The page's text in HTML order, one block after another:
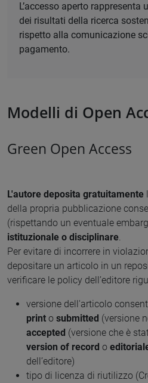
L’accesso aperto
dei risultati della ricerca
rispetto alla comunicazione
pagamento.
Modelli di Open
Green Open Access
L'autore deposita gratuitamente
della propria pubblicazione
(rispettando un eventuale
istituzionale o disciplinare.
Per evitare di incorrere in
depositare un articolo in un
verificare le policy dell’editore
versione dell'articolo
print o submitted (versione
accepted (versione che è
version of record o
dell’editore)
tipo di licenza di riutilizzo